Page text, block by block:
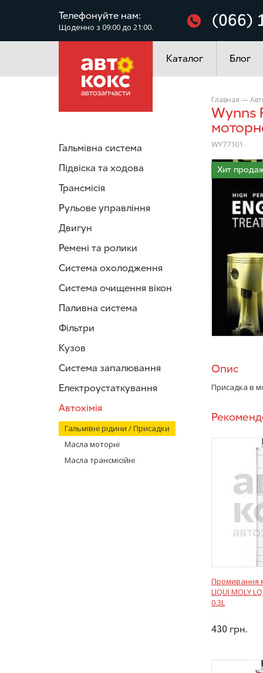
Телефонуйте нам:
Щоденно з 09:00 до 21:00. (066)
Каталог
Електроустаткування
Блог
Гальмівна система
Підвіска та ходова
Трансмісія
Рульове управління
Двигун
Ремені та ролики
Система охолодження
Система очищення вікон
Паливна система
Фільтри
Кузов
Система запалювання
Електроустаткування
Автохімія
Гальмівні рідини / Присадки
Масла моторні
Масла трансмісійні
Главная —
Wynns FORMULA GOLD/ENGINE TREATMENT Присадка в
WY77101
Хит
/>
Опис
Присадка в
Промивання
LIQUI MOLY
0.3L
430 грн.